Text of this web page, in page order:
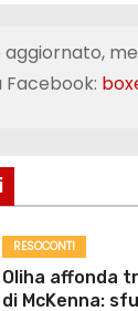
RESOCONTI
Oliha affonda
di McKenna: